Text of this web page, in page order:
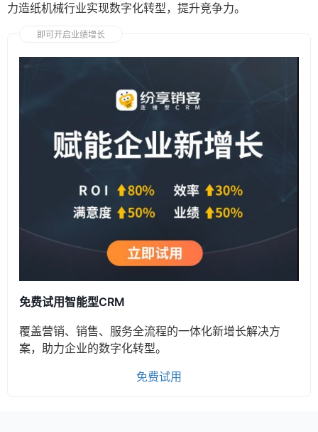
力造纸机械行业实现数字化转型，提升竞争力。
即可开启业绩增长
免费试用智能型CRM
覆盖营销、销售、服务全流程的一体化新增长解决方
案，助力企业的数字化转型。
免费试用